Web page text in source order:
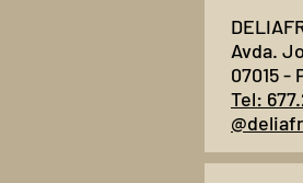
Avda.
07015 -
Tel: